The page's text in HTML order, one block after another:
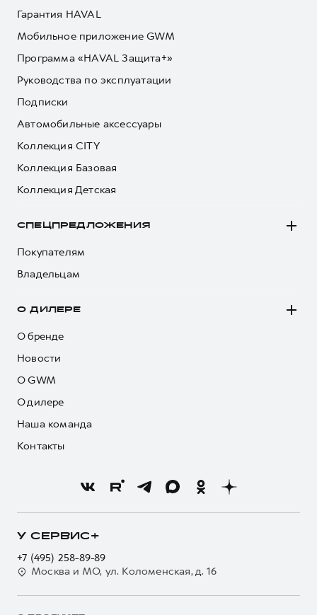
Гарантия HAVAL
Мобильное приложение GWM
Программа «HAVAL Защита+»
Руководства по эксплуатации
Подписки
Автомобильные аксессуары
Коллекция CITY
Коллекция Базовая
Коллекция Детская
СПЕЦПРЕДЛОЖЕНИЯ
Покупателям
Владельцам
О ДИЛЕРЕ
О бренде
Новости
О GWM
О дилере
Наша команда
Контакты
У СЕРВИС+
+7 (495) 258-89-89
Москва и МО, ул. Коломенская, д. 16